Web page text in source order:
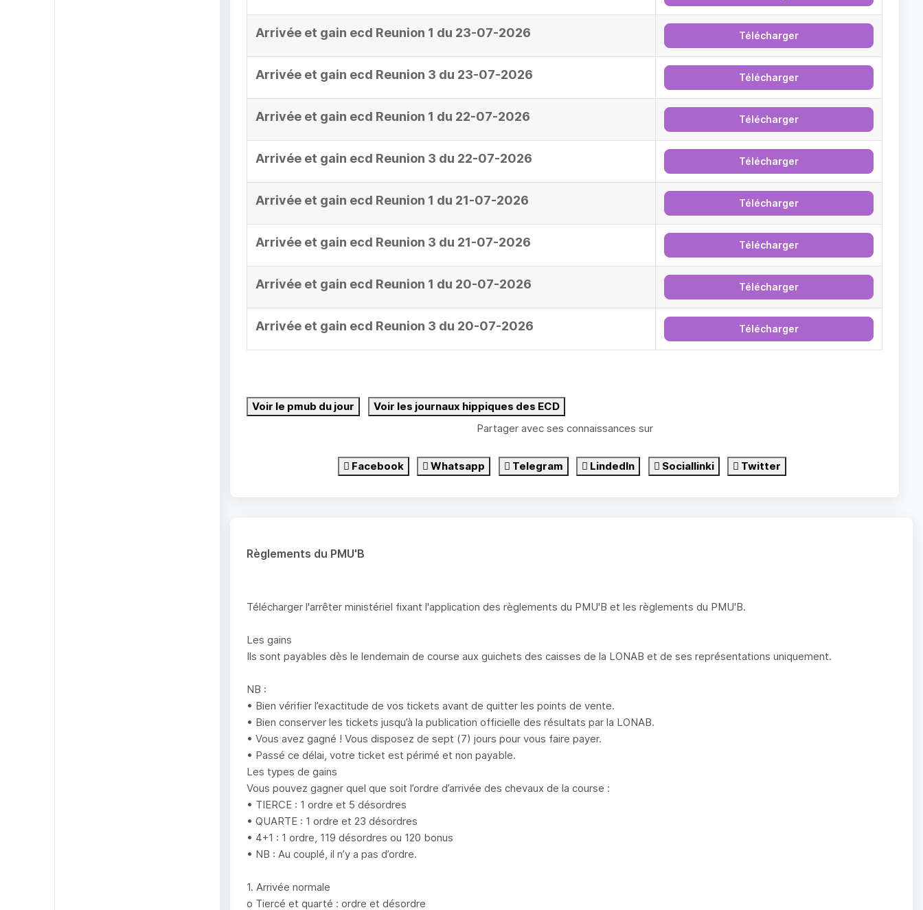
Arrivée et gain ecd Reunion 1 du 23-07-2026 Télécharger
Arrivée et gain ecd Reunion 3 du 23-07-2026 Télécharger
Arrivée et gain ecd Reunion 1 du 22-07-2026 Télécharger
Arrivée et gain ecd Reunion 3 du 22-07-2026 Télécharger
Arrivée et gain ecd Reunion 1 du 21-07-2026 Télécharger
Arrivée et gain ecd Reunion 3 du 21-07-2026 Télécharger
Arrivée et gain ecd Reunion 1 du 20-07-2026 Télécharger
Arrivée et gain ecd Reunion 3 du 20-07-2026 Télécharger
Voir le pmub du jour
Voir les journaux hippiques des ECD
Partager avec ses connaissances sur
Facebook Whatsapp Telegram LindedIn Sociallinki Twitter
Règlements du PMU'B
Télécharger l'arrêter ministériel fixant l'application des règlements du PMU'B et les règlements du PMU'B.
Les gains
Ils sont payables dès le lendemain de course aux guichets des caisses de la LONAB et de ses représentations uniquement.
NB :
• Bien vérifier l’exactitude de vos tickets avant de quitter les points de vente.
• Bien conserver les tickets jusqu’à la publication officielle des résultats par la LONAB.
• Vous avez gagné ! Vous disposez de sept (7) jours pour vous faire payer.
• Passé ce délai, votre ticket est périmé et non payable.
Les types de gains
Vous pouvez gagner quel que soit l’ordre d’arrivée des chevaux de la course :
• TIERCE : 1 ordre et 5 désordres
• QUARTE : 1 ordre et 23 désordres
• 4+1 : 1 ordre, 119 désordres ou 120 bonus
• NB : Au couplé, il n’y a pas d’ordre.
1. Arrivée normale
o Tiercé et quarté : ordre et désordre